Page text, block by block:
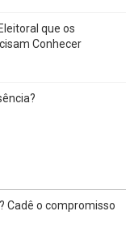
que os
Conhecer
Cadê o compromisso